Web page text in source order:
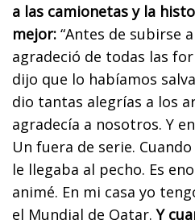
a las camionetas y la
mejor: “Antes de subirse
agradeció de todas las
dijo que lo habíamos
dio tantas alegrías a los
agradecía a nosotros. Y
Un fuera de serie.
le llegaba al pecho. Es
animé. En mi casa yo
el Mundial de Qatar.Y